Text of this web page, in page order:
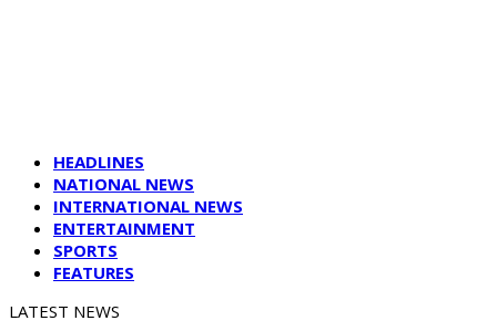
HEADLINES
NATIONAL NEWS
INTERNATIONAL NEWS
ENTERTAINMENT
SPORTS
FEATURES
LATEST NEWS